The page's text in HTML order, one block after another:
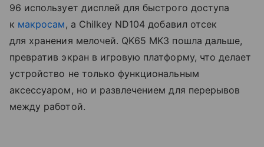
96 использует дисплей для быстрого доступа
к макросам, а Chilkey ND104 добавил отсек
для хранения мелочей. QK65 MK3 пошла дальше,
превратив экран в игровую платформу, что делает
устройство не только функциональным
аксессуаром, но и развлечением для перерывов
между работой.​